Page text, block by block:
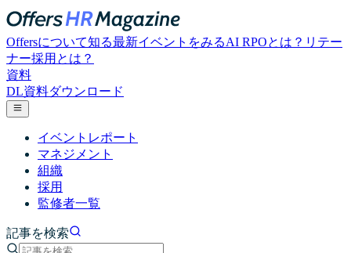
Offersについて知る最新イベントをみるAI RPOとは？ リテー
ナー採用とは？
資料
DL資料ダウンロード
イベントレポート
マネジメント
組織
採用
監修者一覧
記事を検索